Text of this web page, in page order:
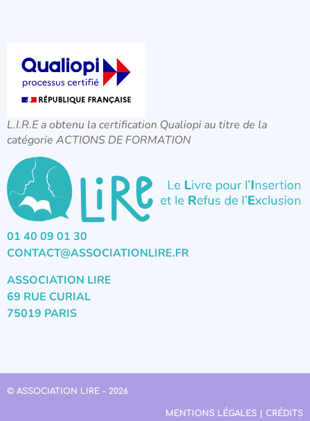
L.I.R.E a obtenu la certification Qualiopi au titre de la
catégorie ACTIONS DE FORMATION
01 40 09 01 30
CONTACT@ASSOCIATIONLIRE.FR
ASSOCIATION LIRE
69 RUE CURIAL
75019 PARIS
© ASSOCIATION LIRE - 2026
MENTIONS LÉGALES | CRÉDITS